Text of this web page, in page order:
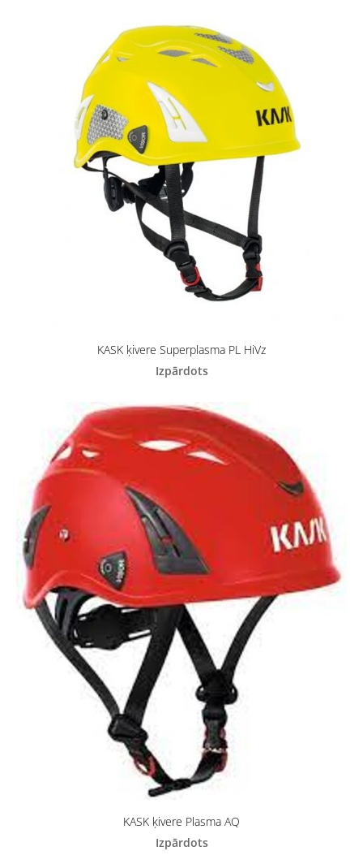
KASK ķivere Superplasma PL HiVz
Izpārdots
KASK ķivere Plasma AQ
Izpārdots